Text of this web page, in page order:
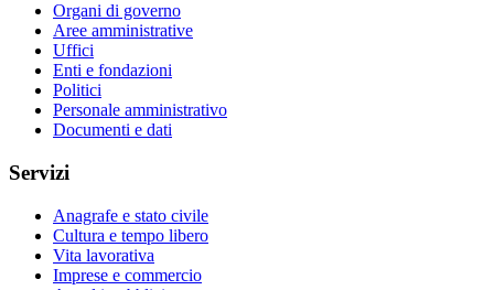
Organi di governo
Aree amministrative
Uffici
Enti e fondazioni
Politici
Personale amministrativo
Documenti e dati
Servizi
Anagrafe e stato civile
Cultura e tempo libero
Vita lavorativa
Imprese e commercio